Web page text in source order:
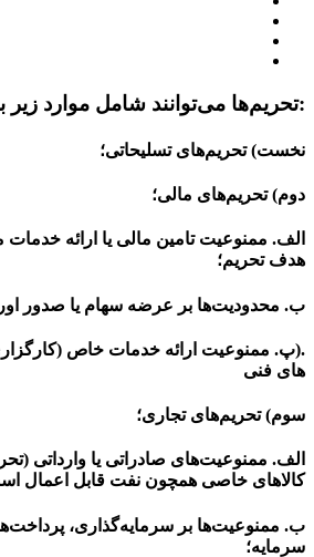
:تحریم‌ها می‌توانند شامل موارد زیر
نخست) تحریم‌های تسلیحاتی؛
دوم) تحریم‌های مالی؛
الف. ممنوعیت تامین مالی یا ارائه خدمات
هدف تحریم؛
ب. محدودیت‌ها بر عرضه سهام یا صدور
های فنی
سوم) تحریم‌های تجاری؛
الف. ممنوعیت‌­های صادراتی یا وارداتی
کالاهای خاصی همچون نفت قابل اعمال
ب. ممنوعیت­‌ها بر سرمایه­‌گذاری،
سرمایه؛